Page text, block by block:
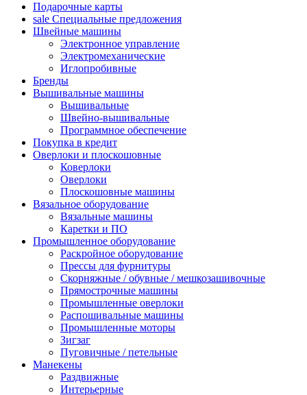
Подарочные карты
sale Специальные предложения
Швейные машины
Электронное управление
Электромеханические
Иглопробивные
Бренды
Вышивальные машины
Вышивальные
Швейно-вышивальные
Программное обеспечение
Покупка в кредит
Оверлоки и плоскошовные
Коверлоки
Оверлоки
Плоскошовные машины
Вязальное оборудование
Вязальные машины
Каретки и ПО
Промышленное оборудование
Раскройное оборудование
Прессы для фурнитуры
Скорняжные / обувные / мешкозашивочные
Прямострочные машины
Промышленные оверлоки
Распошивальные машины
Промышленные моторы
Зигзаг
Пуговичные / петельные
Манекены
Раздвижные
Интерьерные